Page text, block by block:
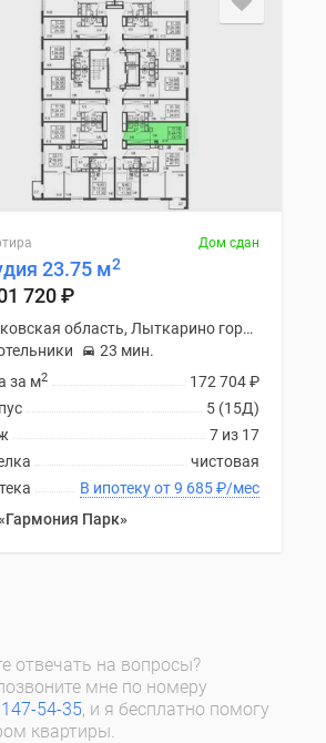
Дом сдан
23.75 м2
720₽
Московская область, Лыткарино городской округ
23 мин.
172 704₽
за м2
5 (15Д)
7 из 17
чистовая
В ипотеку от 9 685₽/мес
Парк»
отвечать на вопросы?
мне по номеру
54-35, и я бесплатно помогу
квартиры.